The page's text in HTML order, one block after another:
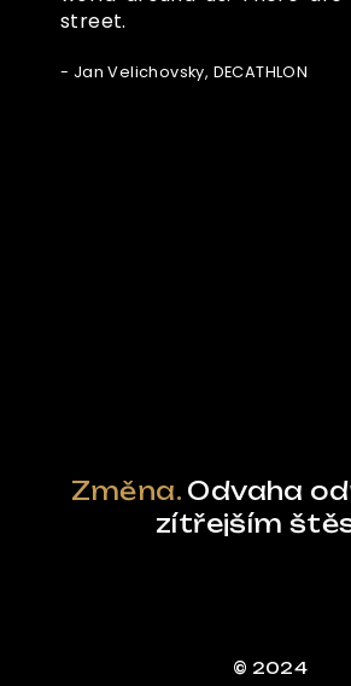
street.
- Jan Velichovsky, DECATHLON
Změna. Odvaha
zítřejším
© 2024